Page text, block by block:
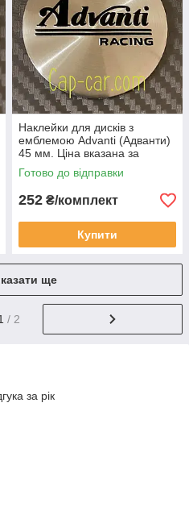
Наклейки для дисків з
емблемою Advanti (Адванти)
45 мм. Ціна вказана за
комплект із 4 штук
Готово до відправки
252 ₴/комплект
Купити
ще
/ 2
за рік